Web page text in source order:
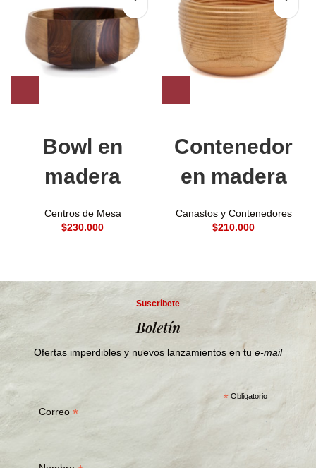
Bowl en
madera
Centros de Mesa
$
Contenedor
en madera
Canastos y Contenedores
$
Suscríbete
Boletín
Ofertas imperdibles y nuevos lanzamientos en tu e-mail
* Obligatorio
Correo*